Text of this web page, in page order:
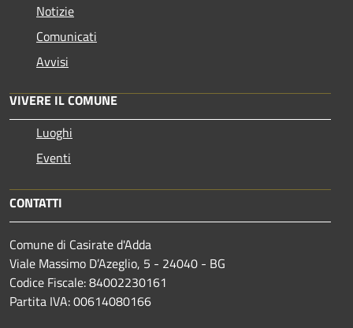
Notizie
Comunicati
Avvisi
VIVERE IL COMUNE
Luoghi
Eventi
CONTATTI
Comune di Casirate d'Adda
Viale Massimo D’Azeglio, 5 - 24040 - BG
Codice Fiscale: 84002230161
Partita IVA: 00614080166